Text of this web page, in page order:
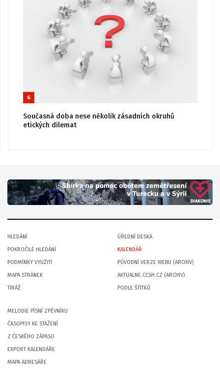
6
Současná doba nese několik zásadních okruhů
etických dilemat
HLEDÁNÍ
POKROČILÉ HLEDÁNÍ
PODMÍNKY VYUŽITÍ
MAPA STRÁNEK
TIRÁŽ
ÚŘEDNÍ DESKA
KALENDÁŘ
PŮVODNÍ VERZE WEBU (ARCHIV)
AKTUALNE.CCSH.CZ (ARCHIV)
PODLE ŠTÍTKŮ
MELODIE PÍSNÍ ZPĚVNÍKU
ČASOPISY KE STAŽENÍ
Z ČESKÉHO ZÁPASU
EXPORT KALENDÁŘE
MAPA ADRESÁŘE